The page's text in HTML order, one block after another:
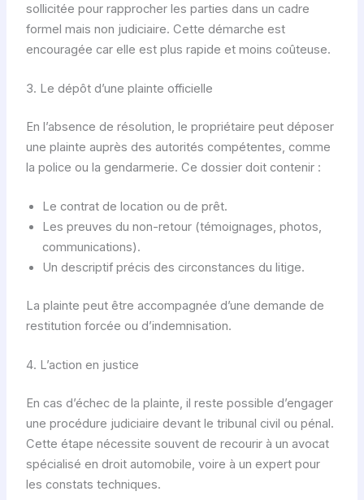
sollicitée pour rapprocher les parties dans un cadre
formel mais non judiciaire. Cette démarche est
encouragée car elle est plus rapide et moins coûteuse.
3. Le dépôt d’une plainte officielle
En l’absence de résolution, le propriétaire peut déposer
une plainte auprès des autorités compétentes, comme
la police ou la gendarmerie. Ce dossier doit contenir :
Le contrat de location ou de prêt.
Les preuves du non-retour (témoignages, photos,
communications).
Un descriptif précis des circonstances du litige.
La plainte peut être accompagnée d’une demande de
restitution forcée ou d’indemnisation.
4. L’action en justice
En cas d’échec de la plainte, il reste possible d’engager
une procédure judiciaire devant le tribunal civil ou pénal.
Cette étape nécessite souvent de recourir à un avocat
spécialisé en droit automobile, voire à un expert pour
les constats techniques.